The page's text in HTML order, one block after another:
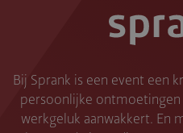
Bij Sprank is een event een
persoonlijke
werkgeluk aanwakkert. En